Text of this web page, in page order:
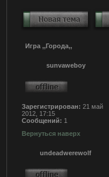
Игра ,,Города,,
sunvaweboy
Зарегистрирован: 21 май
2012, 17:15
Сообщений: 1
Вернуться наверх
undeadwerewolf